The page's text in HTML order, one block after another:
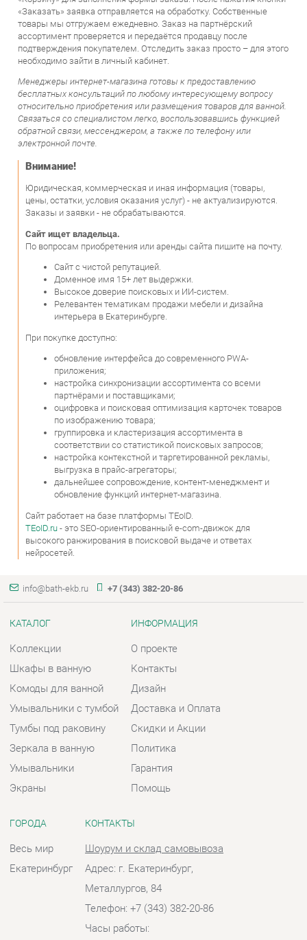
необходимо зайти в личный кабинет.
Менеджеры интернет-магазина готовы к предоставлению
бесплатных консультаций по любому интересующему вопросу
относительно приобретения или размещения товаров для ванной.
Связаться со специалистом легко, воспользовавшись функцией
обратной связи, мессенджером, а также по телефону или
электронной почте.
Внимание!
Юридическая, коммерческая и иная информация (товары,
цены, остатки, условия оказания услуг) - не актуализируются.
По вопросам приобретения или аренды сайта пишите на почту.
Cайт с чистой репутацией.
Доменное имя 15+ лет выдержки.
Высокое доверие поисковых и ИИ-систем.
Релевантен тематикам продажи мебели и дизайна
При покупке доступно:
обновление интерфейса до современного PWA-
приложения;
настройка синхронизации ассортимента со всеми
оцифровка и поисковая оптимизация карточек товаров
по изображению товара;
группировка и кластеризация ассортимента в
соответствии со статистикой поисковых запросов;
настройка контекстной и таргетированной рекламы,
выгрузка в прайс-агрегаторы;
дальнейшее сопровождение, контент-менеджмент и
обновление функций интернет-магазина.
Сайт работает на базе платформы TEoID.
TEoID.ru- это SEO-ориентированный e-com-движок для
высокого ранжирования в поисковой выдаче и ответах
нейросетей.
info@bath-ekb.ru +7 (343) 382-20-86
КАТАЛОГ
Шкафы в ванную
Тумбы под раковину
Зеркала в ванную
Умывальники
Экраны
Контакты
Доставка и Оплата
Скидки и Акции
Политика
Гарантия
Помощь
Весь мир
Екатеринбург
Шоурум и склад самовывоза
Адрес: г. Екатеринбург,
Телефон: +7 (343) 382-20-86
Часы работы:
10:00 - 20:00 (GMT+5)